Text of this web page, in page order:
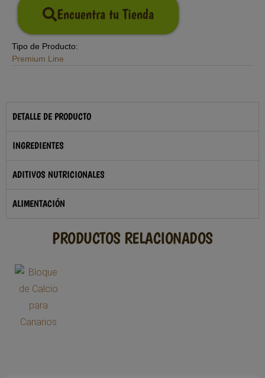
Encuentra tu Tienda
Tipo de Producto:
Premium Line
DETALLE DE PRODUCTO
INGREDIENTES
ADITIVOS NUTRICIONALES
ALIMENTACIÓN
PRODUCTOS RELACIONADOS